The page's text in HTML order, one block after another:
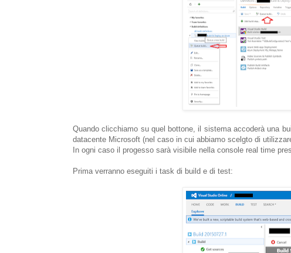
Quando clicchiamo su quel bottone, il sistema accoderà una
datacente Microsoft (nel caso in cui abbiamo scelgto di
In ogni caso il progesso sarà visibile nella console real time
Prima verranno eseguiti i task di build e di test: